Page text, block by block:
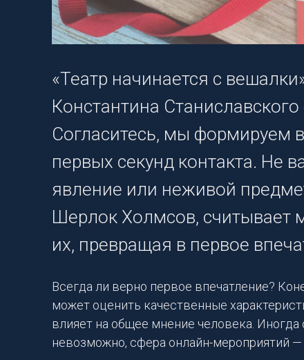
«Театр начинается с
Константина
Согласитесь, мы формируем
первых секунд контакта. Не
явление или неживой
Шерлок Холмсов, считывает
их, превращая в первое
Всегда ли верно первое впечатление?
может оценить качественные
влияет на общее мнение человека.
невозможно, сфера онлайн-мероприятий